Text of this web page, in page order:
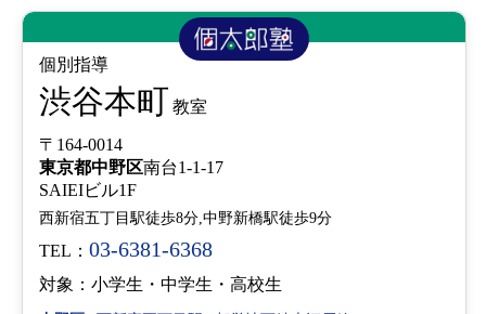
個別指導
渋谷本町 教室
〒164-0014
東京都中野区南台1-1-17
SAIEIビル1F
西新宿五丁目駅徒歩8分,中野新橋駅徒歩9分
TEL： 03-6381-6368
対象：小学生・中学生・高校生